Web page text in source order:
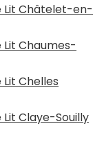
Lit Châtelet-en-
Chaumes-
Chelles
Claye-Souilly